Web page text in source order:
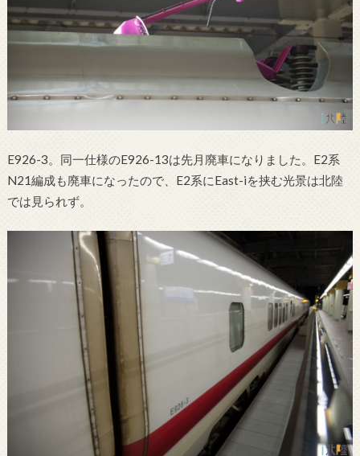
E926-3。同一仕様のE926-13は先月廃車になりました。E2系
N21編成も廃車になったので、E2系にEast-iを挟む光景は北陸
では見られず。